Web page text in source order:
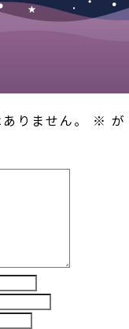
りません。
※ が